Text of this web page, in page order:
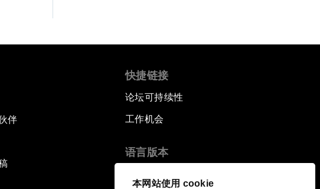
本网站使用 cookie
伴
快捷链接
论坛可持续性
工作机会
语言版本